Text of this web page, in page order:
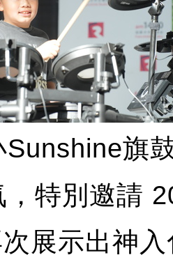
Sunshine旗
，特別邀請
展示出神